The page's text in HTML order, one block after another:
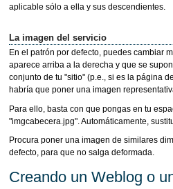
aplicable sólo a ella y sus descendientes.
La imagen del servicio
En el patrón por defecto, puedes cambiar
aparece arriba a la derecha y que se
conjunto de tu "sitio" (p.e., si es la página
habría que poner una imagen
Para ello, basta con que pongas en tu
"imgcabecera.jpg". Automáticamente,
Procura poner una imagen de similares
defecto, para que no salga deformada.
Creando un Weblog o